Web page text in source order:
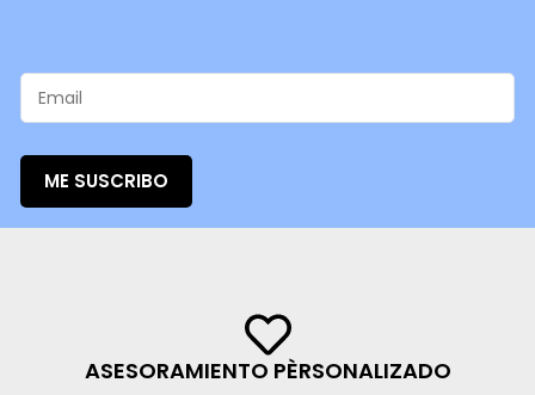
ME SUSCRIBO
ASESORAMIENTO PÈRSONALIZADO